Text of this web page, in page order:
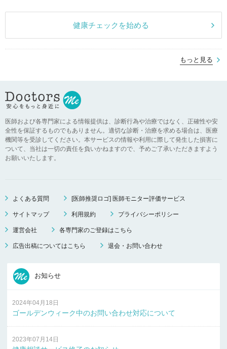
健康チェックを始める
もっと見る
医師および各専門家による情報提供は、診断行為や治療ではなく、正確性や安
全性を保証するものでもありません。適切な診断・治療を求める場合は、医療
機関等を受診してください。本サービスの情報や利用に際して発生した損害に
ついて、当社は一切の責任を負いかねますので、予めご了承いただきますよう
お願いいたします。
よくある質問 [医師推奨ロゴ] 医師モニター評価サービス
サイトマップ 利用規約 プライバシーポリシー
運営会社 各専門家のご登録はこちら
広告出稿についてはこちら 退会・お問い合わせ
お知らせ
2024年04月18日
ゴールデンウィーク中のお問い合わせ対応について
2023年07月14日